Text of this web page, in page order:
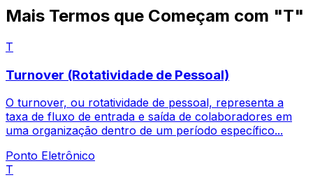
Mais Termos que Começam com "T"
T
Turnover (Rotatividade de Pessoal)
O turnover, ou rotatividade de pessoal, representa a
taxa de fluxo de entrada e saída de colaboradores em
uma organização dentro de um período específico...
Ponto Eletrônico
T